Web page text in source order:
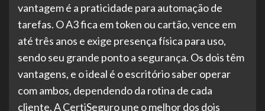
vantagem é a praticidade para automação de
tarefas. O A3 fica em token ou cartão, vence em
até três anos e exige presença física para uso,
sendo seu grande ponto a segurança. Os dois têm
vantagens, e o ideal é o escritório saber operar
com ambos, dependendo da rotina de cada
cliente. A CertiSeguro une o melhor dos dois